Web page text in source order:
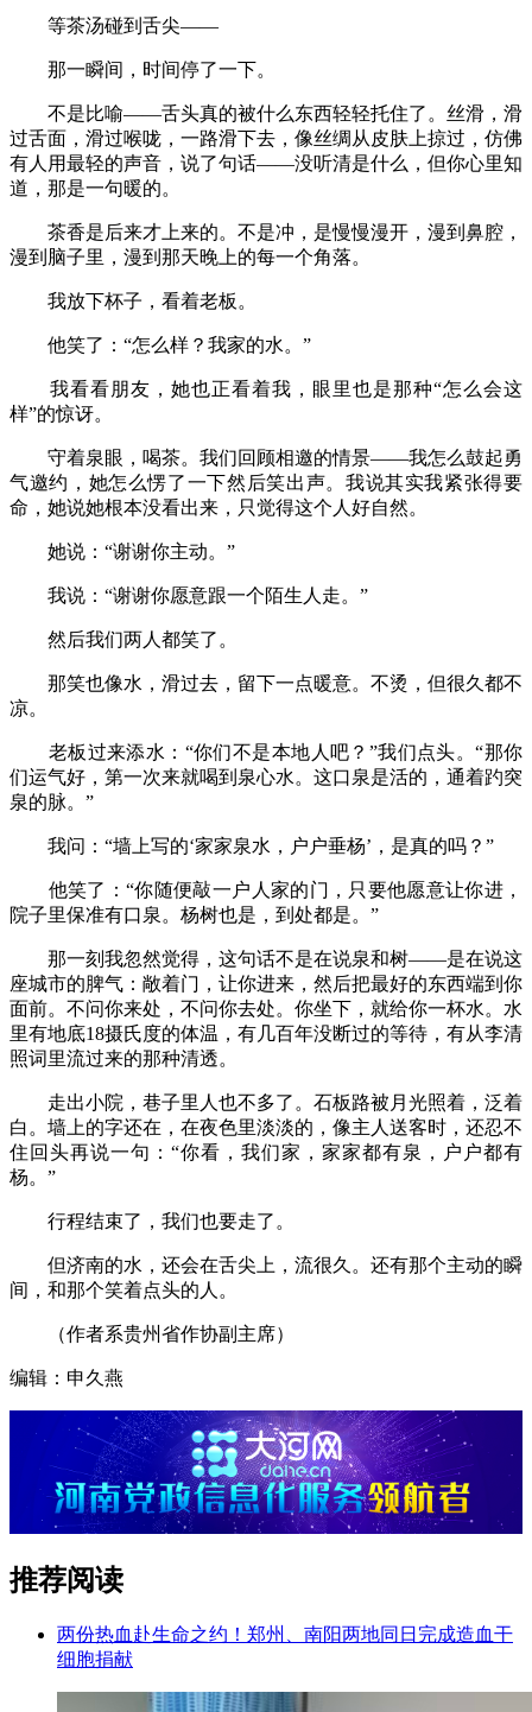
等茶汤碰到舌尖——
那一瞬间，时间停了一下。
不是比喻——舌头真的被什么东西轻轻托住了。丝滑，滑
过舌面，滑过喉咙，一路滑下去，像丝绸从皮肤上掠过，仿佛
有人用最轻的声音，说了句话——没听清是什么，但你心里知
道，那是一句暖的。
茶香是后来才上来的。不是冲，是慢慢漫开，漫到鼻腔，
漫到脑子里，漫到那天晚上的每一个角落。
我放下杯子，看着老板。
他笑了：“怎么样？我家的水。”
我看看朋友，她也正看着我，眼里也是那种“怎么会这
样”的惊讶。
守着泉眼，喝茶。我们回顾相邀的情景——我怎么鼓起勇
气邀约，她怎么愣了一下然后笑出声。我说其实我紧张得要
命，她说她根本没看出来，只觉得这个人好自然。
她说：“谢谢你主动。”
我说：“谢谢你愿意跟一个陌生人走。”
然后我们两人都笑了。
那笑也像水，滑过去，留下一点暖意。不烫，但很久都不
凉。
老板过来添水：“你们不是本地人吧？”我们点头。“那你
们运气好，第一次来就喝到泉心水。这口泉是活的，通着趵突
泉的脉。”
我问：“墙上写的‘家家泉水，户户垂杨’，是真的吗？”
他笑了：“你随便敲一户人家的门，只要他愿意让你进，
院子里保准有口泉。杨树也是，到处都是。”
那一刻我忽然觉得，这句话不是在说泉和树——是在说这
座城市的脾气：敞着门，让你进来，然后把最好的东西端到你
面前。不问你来处，不问你去处。你坐下，就给你一杯水。水
里有地底18摄氏度的体温，有几百年没断过的等待，有从李清
照词里流过来的那种清透。
走出小院，巷子里人也不多了。石板路被月光照着，泛着
白。墙上的字还在，在夜色里淡淡的，像主人送客时，还忍不
住回头再说一句：“你看，我们家，家家都有泉，户户都有
杨。”
行程结束了，我们也要走了。
但济南的水，还会在舌尖上，流很久。还有那个主动的瞬
间，和那个笑着点头的人。
（作者系贵州省作协副主席）
编辑：申久燕
推荐阅读
两份热血赴生命之约！郑州、南阳两地同日完成造血干
细胞捐献